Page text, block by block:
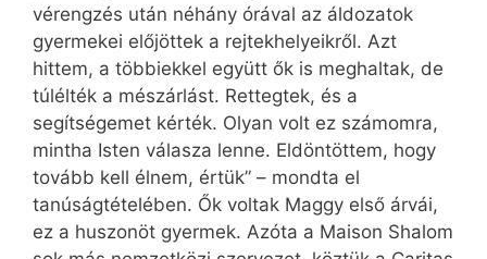
vérengzés után néhány órával az áldozatok
gyermekei előjöttek a rejtekhelyeikről. Azt
hittem, a többiekkel együtt ők is meghaltak, de
túlélték a mészárlást. Rettegtek, és a
segítségemet kérték. Olyan volt ez számomra,
mintha Isten válasza lenne. Eldöntöttem, hogy
tovább kell élnem, értük” – mondta el
tanúságtételében. Ők voltak Maggy első árvái,
ez a huszonöt gyermek. Azóta a Maison Shalom